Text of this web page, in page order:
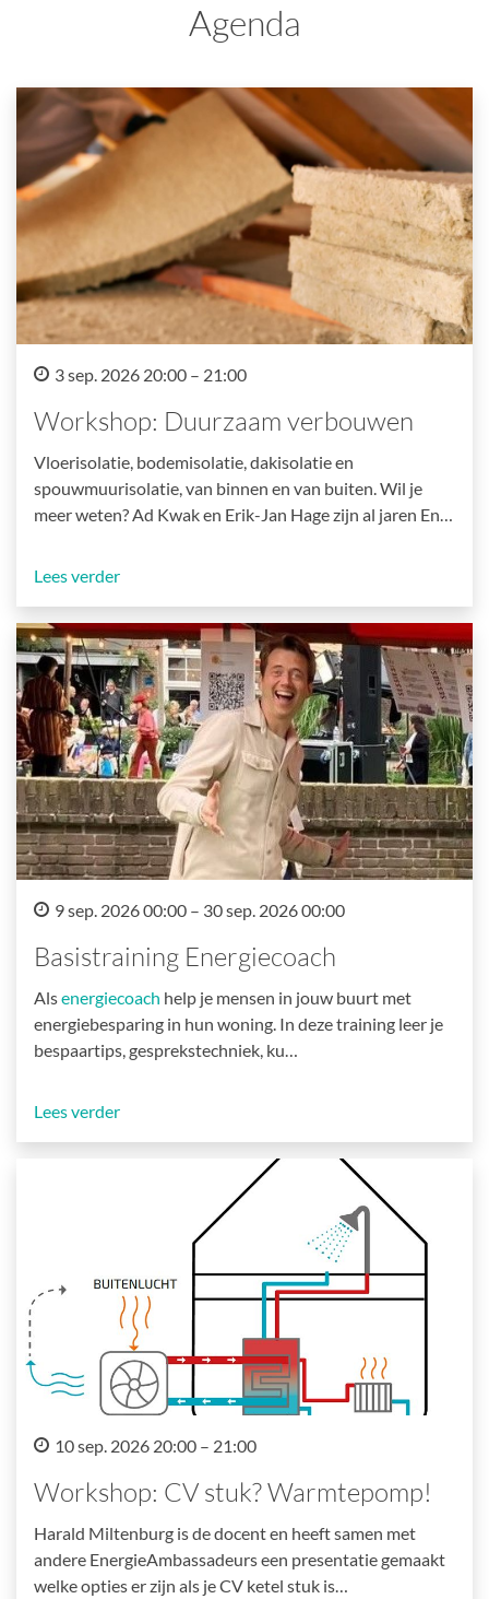
Agenda
3 sep. 2026 20:00 – 21:00
Workshop: Duurzaam verbouwen
Vloerisolatie, bodemisolatie, dakisolatie en
spouwmuurisolatie, van binnen en van buiten. Wil je
meer weten? Ad Kwak en Erik-Jan Hage zijn al jaren En…
Lees verder
9 sep. 2026 00:00 – 30 sep. 2026 00:00
Basistraining Energiecoach
Alsenergiecoach help je mensen in jouw buurt met
energiebesparing in hun woning. In deze training leer je
bespaartips, gesprekstechniek, ku…
Lees verder
10 sep. 2026 20:00 – 21:00
Workshop: CV stuk? Warmtepomp!
Harald Miltenburg is de docent en heeft samen met
andere EnergieAmbassadeurs een presentatie gemaakt
welke opties er zijn als je CV ketel stuk is…